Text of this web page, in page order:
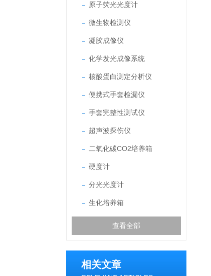
原子荧光光度计
微生物检测仪
凝胶成像仪
化学发光成像系统
核酸蛋白测定分析仪
便携式手套检漏仪
手套完整性测试仪
超声波探伤仪
二氧化碳CO2培养箱
硬度计
分光光度计
生化培养箱
查看全部
相关文章